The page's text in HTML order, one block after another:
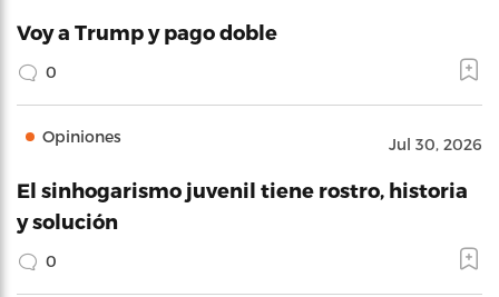
Voy a Trump y pago doble
0
Opiniones Jul 30, 2026
El sinhogarismo juvenil tiene rostro, historia
y solución
0